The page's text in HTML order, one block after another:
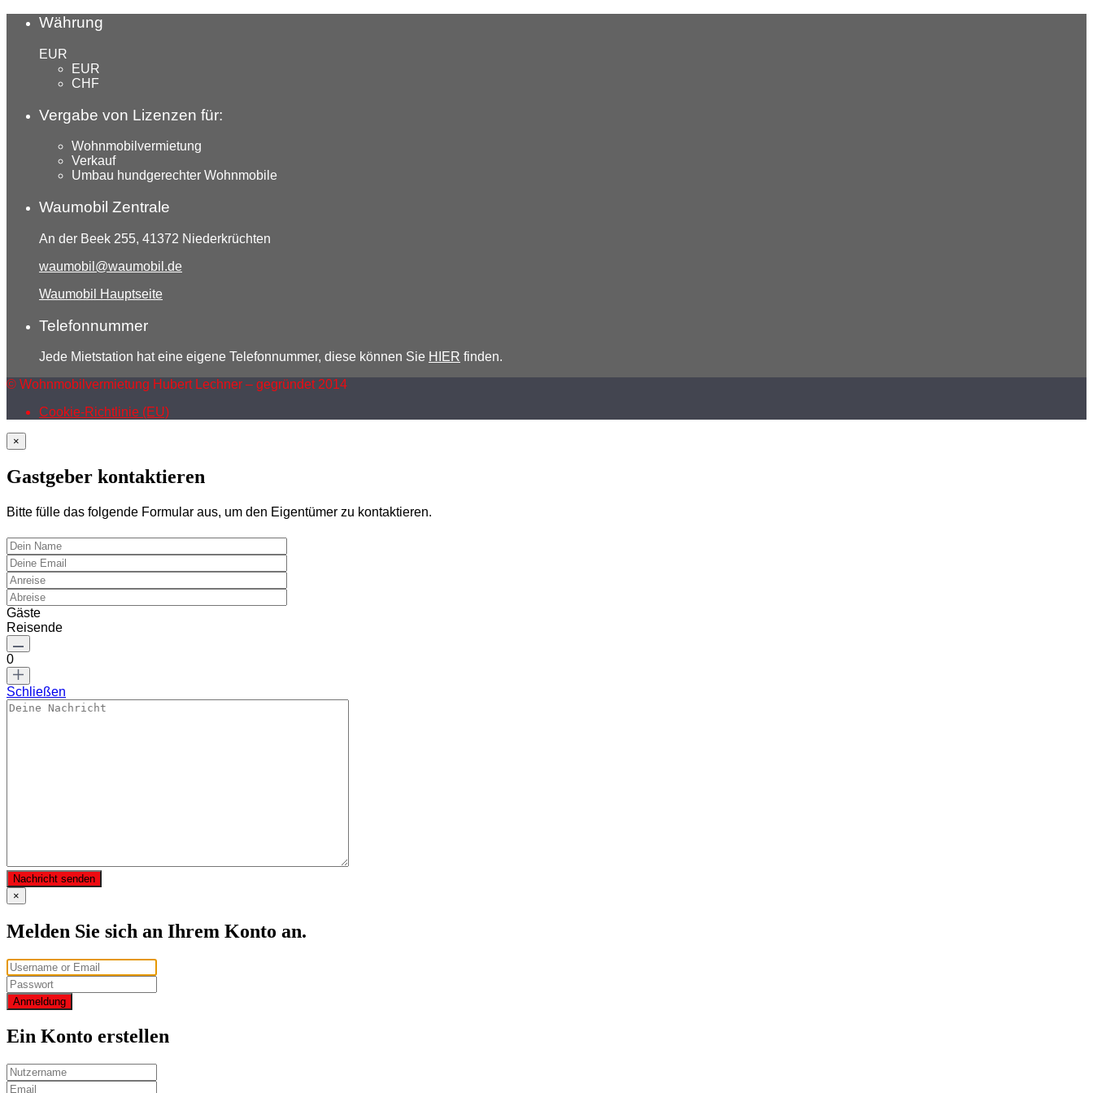
Währung
EUR
EUR
CHF
Vergabe von Lizenzen für:
Wohnmobilvermietung
Verkauf
Umbau hundgerechter Wohnmobile
Waumobil Zentrale
An der Beek 255, 41372 Niederkrüchten
waumobil@waumobil.de
Waumobil Hauptseite
Telefonnummer
Jede Mietstation hat eine eigene Telefonnummer, diese können Sie HIER finden.
© Wohnmobilvermietung Hubert Lechner – gegründet 2014
Cookie-Richtlinie (EU)
×
Gastgeber kontaktieren
Bitte fülle das folgende Formular aus, um den Eigentümer zu kontaktieren.
Gäste
Reisende
0
Schließen
Nachricht senden
×
Melden Sie sich an Ihrem Konto an.
Anmeldung
Ein Konto erstellen